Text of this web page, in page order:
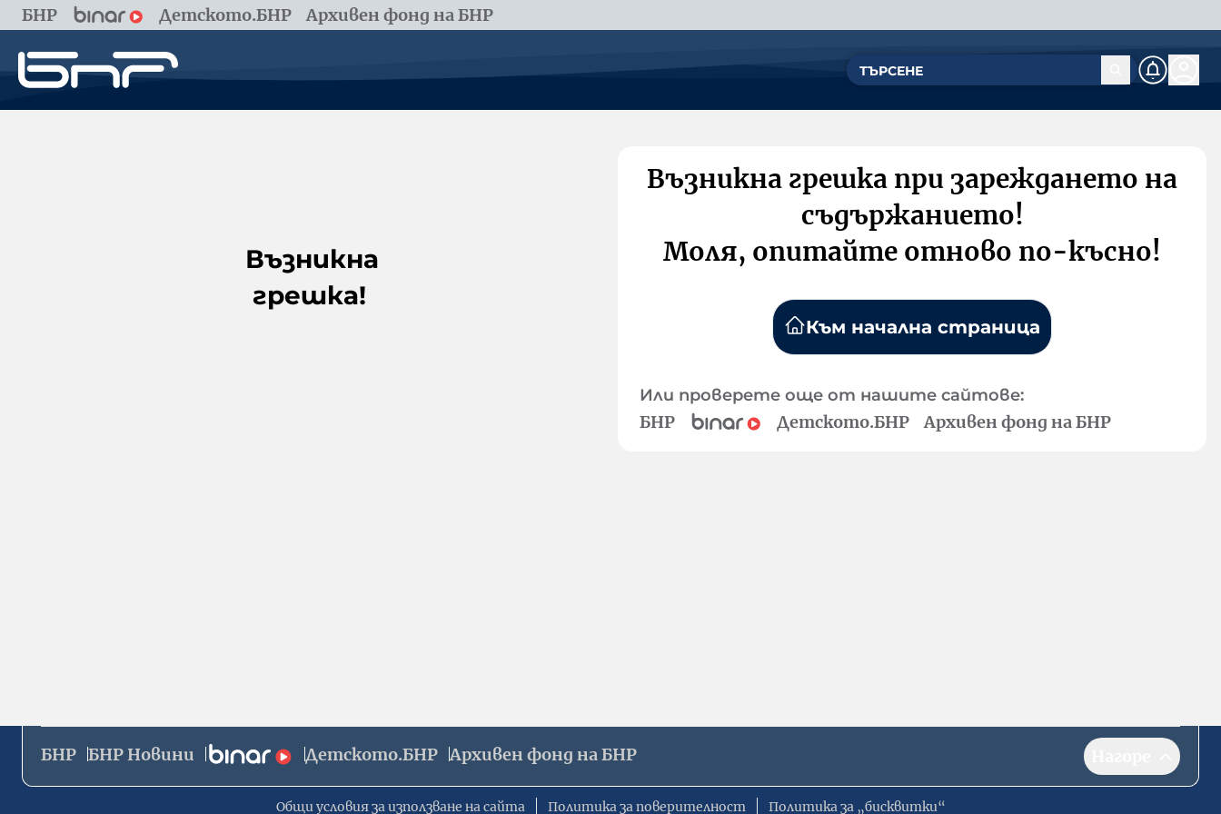
БНР Детското.БНР Архивен фонд на БНР
Възникна
грешка!
Възникна грешка при зареждането на
съдържанието!
Моля, опитайте отново по-късно!
Към начална страница
Или проверете още от нашите сайтове:
БНР Детското.БНР Архивен фонд на БНР
БНР БНР Новини Детското.БНР Архивен фонд на БНР
Общи условия за използване на сайта Политика за поверителност Политика за „бисквитки“